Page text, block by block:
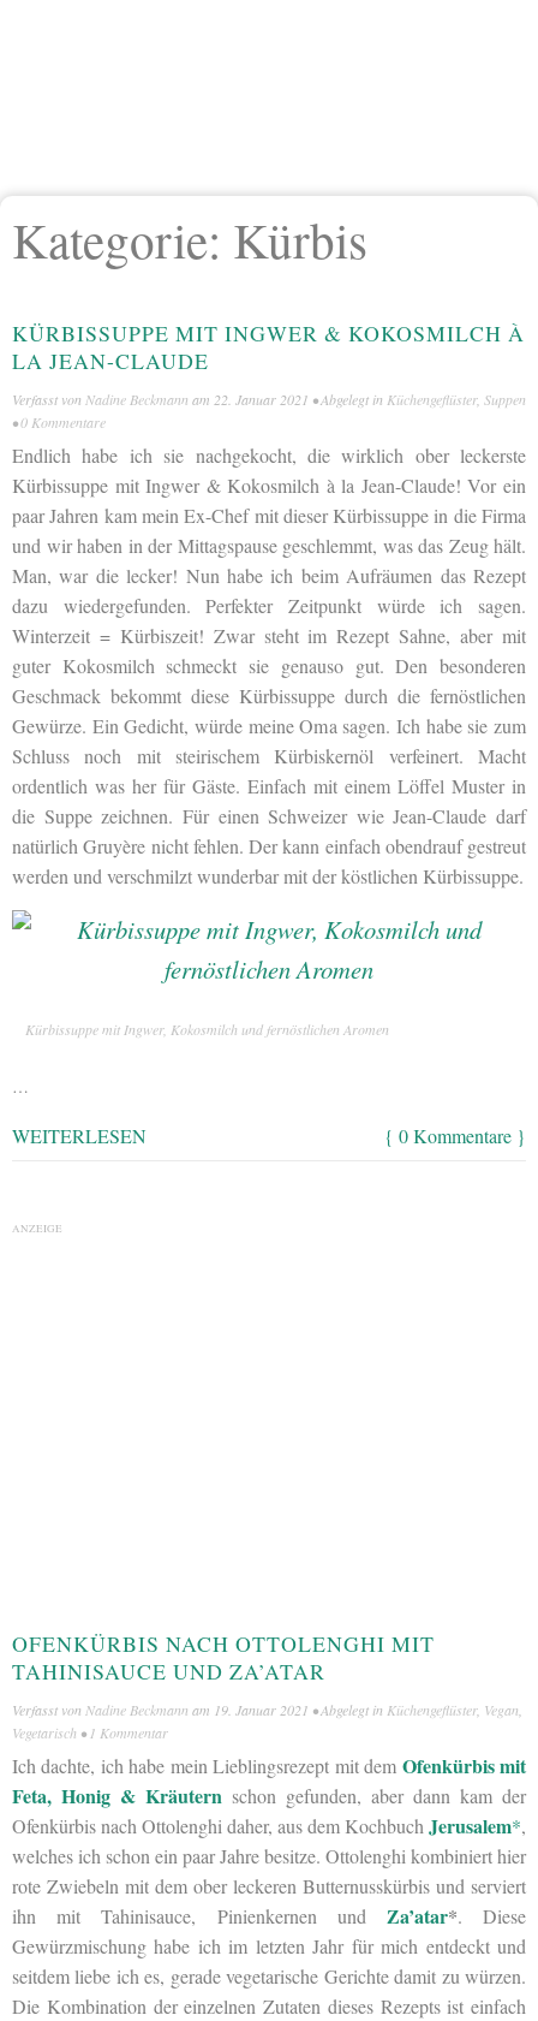
Kategorie: Kürbis
KÜRBISSUPPE MIT INGWER & KOKOSMILCH À
LA JEAN-CLAUDE
Verfasst von Nadine Beckmann am 22. Januar 2021 • Abgelegt in Küchengeflüster, Suppen
•0 Kommentare
Endlich habe ich sie nachgekocht, die wirklich ober leckerste
Kürbissuppe mit Ingwer & Kokosmilch à la Jean-Claude! Vor ein
paar Jahren kam mein Ex-Chef mit dieser Kürbissuppe in die Firma
und wir haben in der Mittagspause geschlemmt, was das Zeug hält.
Man, war die lecker! Nun habe ich beim Aufräumen das Rezept
dazu wiedergefunden. Perfekter Zeitpunkt würde ich sagen.
Winterzeit = Kürbiszeit! Zwar steht im Rezept Sahne, aber mit
guter Kokosmilch schmeckt sie genauso gut. Den besonderen
Geschmack bekommt diese Kürbissuppe durch die fernöstlichen
Gewürze. Ein Gedicht, würde meine Oma sagen. Ich habe sie zum
Schluss noch mit steirischem Kürbiskernöl verfeinert. Macht
ordentlich was her für Gäste. Einfach mit einem Löffel Muster in
die Suppe zeichnen. Für einen Schweizer wie Jean-Claude darf
natürlich Gruyère nicht fehlen. Der kann einfach obendrauf gestreut
werden und verschmilzt wunderbar mit der köstlichen Kürbissuppe.
Kürbissuppe mit Ingwer, Kokosmilch und fernöstlichen Aromen
…
WEITERLESEN { 0 Kommentare }
ANZEIGE
OFENKÜRBIS NACH OTTOLENGHI MIT
TAHINISAUCE UND ZA’ATAR
Verfasst von Nadine Beckmann am 19. Januar 2021 • Abgelegt in Küchengeflüster, Vegan
Vegetarisch • 1 Kommentar
Ich dachte, ich habe mein Lieblingsrezept mit dem Ofenkürbis mit
Feta, Honig & Kräutern schon gefunden, aber dann kam der
Ofenkürbis nach Ottolenghi daher, aus dem Kochbuch Jerusalem*,
welches ich schon ein paar Jahre besitze. Ottolenghi kombiniert hier
rote Zwiebeln mit dem ober leckeren Butternusskürbis und serviert
ihn mit Tahinisauce, Pinienkernen und Za’atar*. Diese
Gewürzmischung habe ich im letzten Jahr für mich entdeckt und
seitdem liebe ich es, gerade vegetarische Gerichte damit zu würzen.
Die Kombination der einzelnen Zutaten dieses Rezepts ist einfach